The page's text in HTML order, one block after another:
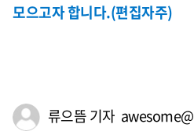
모으고자 합니다.(편집자주)
류으뜸 기자